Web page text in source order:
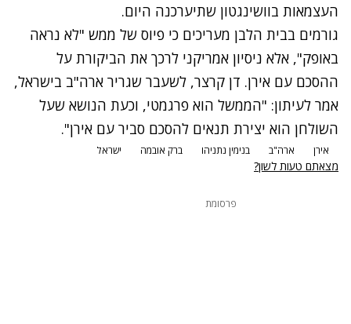
העצמאות בוושינגטון שתיערכנה היום.
גורמים בבית הלבן מעריכים כי פיוס של ממש "לא נראה
באופק", אלא ניסיון אמריקני לרכך את הביקורת על
ההסכם עם אירן. דן קרצר, לשעבר שגריר ארה"ב בישראל,
אמר לעיתון: "הממשל הוא פרגמטי, וכעת הנושא שעל
השולחן הוא יצירת תנאים להסכם סביר עם אירן".
אירן ארה"ב בנימין נתניהו ברק אובמה ישראל
מצאתם טעות לשון?
פרסומת